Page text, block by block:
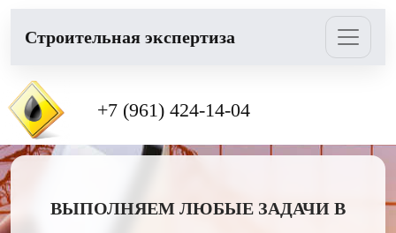
Cтроительная экспертиза
+7 (961) 424-14-04
ВЫПОЛНЯЕМ ЛЮБЫЕ ЗАДАЧИ В